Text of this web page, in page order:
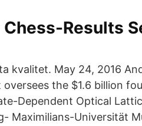
Results
kvalitet. May 24, 2016
the $1.6 billion
Dependent Optical
Maximilians-Universität